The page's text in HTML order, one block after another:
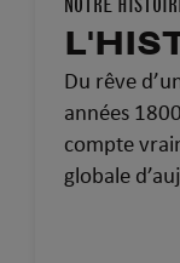
Du rêve
années
compte
globale